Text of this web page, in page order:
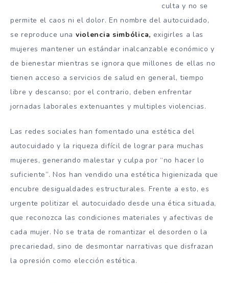
culta y no se
permite el caos ni el dolor. En nombre del autocuidado,
se reproduce una violencia simbólica, exigirles a las
mujeres mantener un estándar inalcanzable económico y
de bienestar mientras se ignora que millones de ellas no
tienen acceso a servicios de salud en general, tiempo
libre y descanso; por el contrario, deben enfrentar
jornadas laborales extenuantes y multiples violencias.
Las redes sociales han fomentado una estética del
autocuidado y la riqueza difícil de lograr para muchas
mujeres, generando malestar y culpa por “no hacer lo
suficiente”. Nos han vendido una estética higienizada que
encubre desigualdades estructurales. Frente a esto, es
urgente politizar el autocuidado desde una ética situada,
que reconozca las condiciones materiales y afectivas de
cada mujer. No se trata de romantizar el desorden o la
precariedad, sino de desmontar narrativas que disfrazan
la opresión como elección estética.